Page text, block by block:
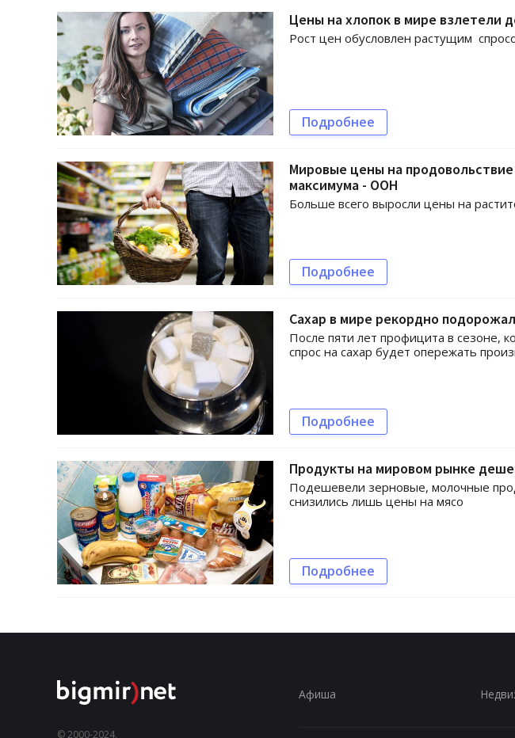
Цены на хлопок в мире взлетели
Рост цен обусловлен растущим
Подробнее
Мировые цены на
максимума - ООН
Больше всего выросли цены на
Подробнее
Сахар в мире рекордно подорожал
После пяти лет профицита в сезоне,
спрос на сахар будет опережать
Подробнее
Продукты на мировом рынке
Подешевели зерновые, молочные
снизились лишь цены на мясо
Подробнее
© 2000-2024,
Афиша